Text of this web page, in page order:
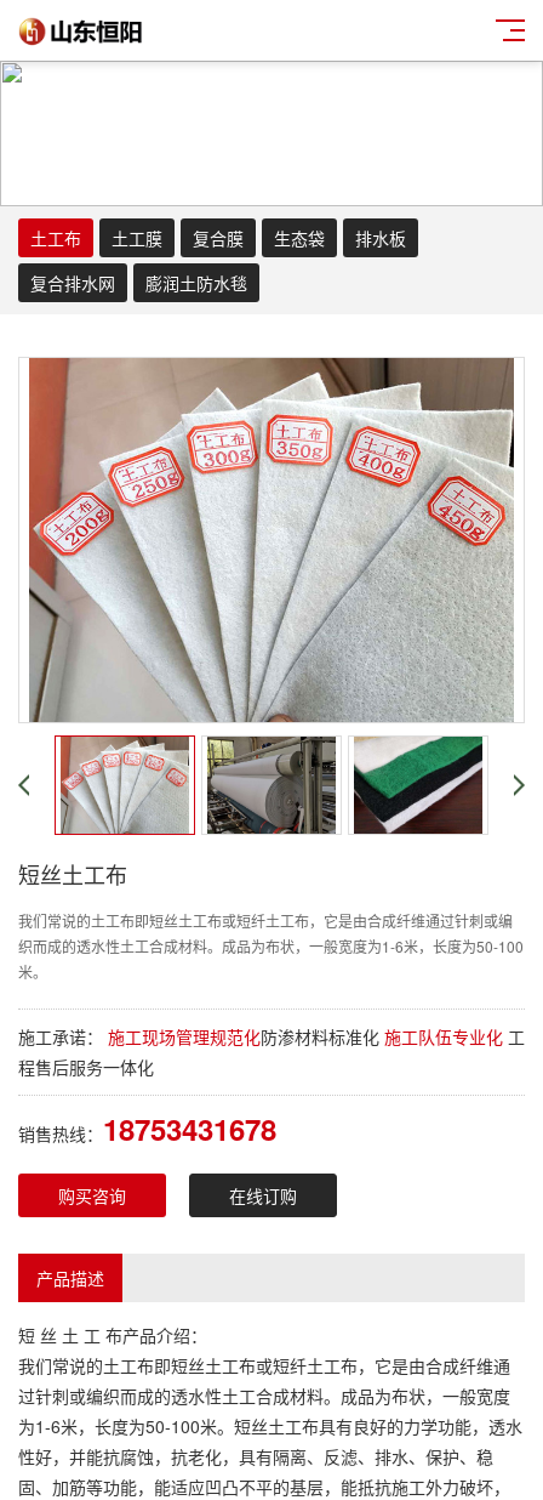
土工布 土工膜 复合膜 生态袋
排水板
复合排水网
膨润土防水毯
短丝土工布
我们常说的土工布即短丝土工布或短纤土工布，它是由合成纤维通过针刺或编
织而成的透水性土工合成材料。成品为布状，一般宽度为1-6米，长度为50-100
米。
施工承诺： 施工现场管理规范化防渗材料标准化 施工队伍专业化 工
程售后服务一体化
销售热线： 18753431678
购买咨询 在线订购
产品描述
短 丝 土 工 布产品介绍：
我们常说的土工布即短丝土工布或短纤土工布，它是由合成纤维通
过针刺或编织而成的透水性土工合成材料。成品为布状，一般宽度
为1-6米，长度为50-100米。短丝土工布具有良好的力学功能，透水
性好，并能抗腐蚀，抗老化，具有隔离、反滤、排水、保护、稳
固、加筋等功能，能适应凹凸不平的基层，能抵抗施工外力破坏，